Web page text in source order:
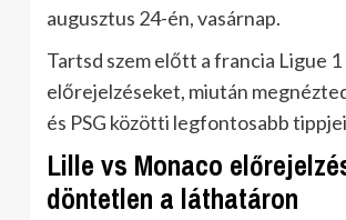
augusztus 24-én, vasárnap.
Tartsd szem előtt a francia Ligue 1
előrejelzéseket, miután
és PSG közötti legfontosabb
Lille vs Monaco
döntetlen a láthatáron